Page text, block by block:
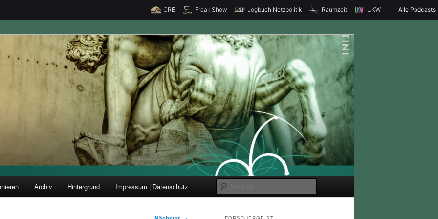
CRE Freak Show Logbuch:Netzpolitik Raumzeit UKW Alle Podcasts
und Forschung
u
Archiv Hintergrund Impressum | Datenschutz